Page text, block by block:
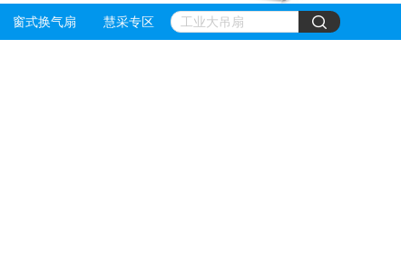
窗式换气扇 慧采专区